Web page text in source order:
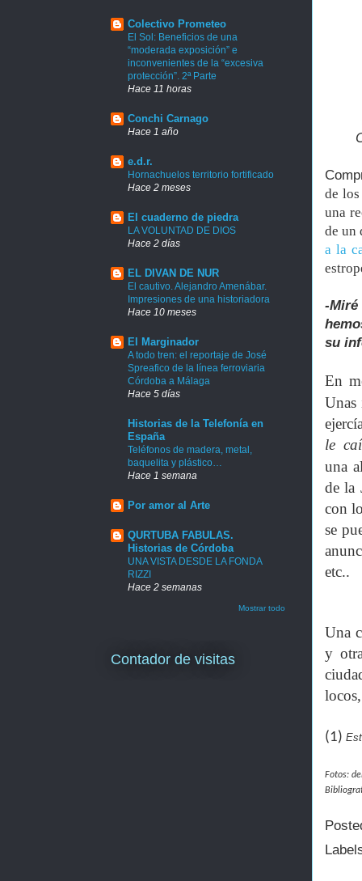
de
una
de un
a la
-
su
En
Unas
le
una
de la
con
se
etc..
Una
y
(1)
Fotos:
Colectivo Prometeo
El Sol: Beneficios de una
“moderada exposición” e
inconvenientes de la “excesiva
protección”. 2ª Parte
Hace 11 horas
Conchi Carnago
Hace 1 año
e.d.r.
Hornachuelos territorio fortificado
Hace 2 meses
El cuaderno de piedra
LA VOLUNTAD DE DIOS
Hace 2 días
EL DIVAN DE NUR
El cautivo. Alejandro Amenábar.
Impresiones de una historiadora
Hace 10 meses
El Marginador
A todo tren: el reportaje de José
Spreafico de la línea ferroviaria
Córdoba a Málaga
Hace 5 días
Historias de la Telefonía en
España
Teléfonos de madera, metal,
baquelita y plástico…
Hace 1 semana
Por amor al Arte
QURTUBA FABULAS.
Historias de Córdoba
UNA VISTA DESDE LA FONDA
RIZZI
Hace 2 semanas
Mostrar todo
Contador de visitas